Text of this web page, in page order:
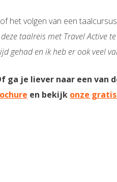
het volgen van een
taalreis met Travel Active
gehad en ik heb er ook veel
ga je liever naar een van
en bekijk onze